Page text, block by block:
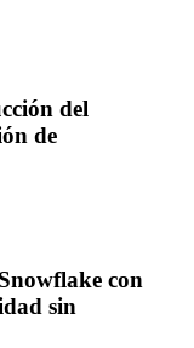
del
de
con
sin